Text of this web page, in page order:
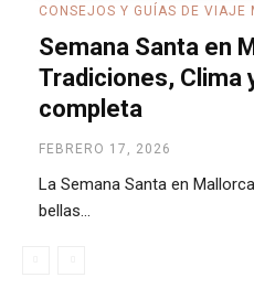
CONSEJOS Y GUÍAS DE VIAJE
Semana Santa en
Tradiciones, Clima
completa
FEBRERO 17, 2026
La Semana Santa en
bellas...